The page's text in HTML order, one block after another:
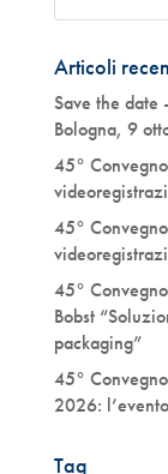
Articoli
Save the date
Bologna, 9
45°
45°
45°
Bobst
packaging”
45°
2026:
Tag